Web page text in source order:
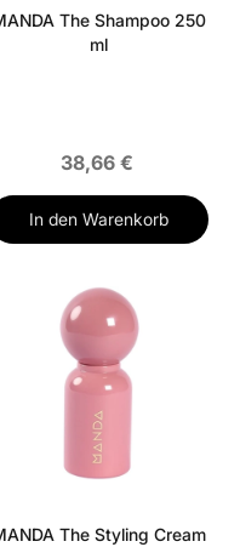
The Shampoo 250
ml
38,66 €
In den Warenkorb
The Styling Cream